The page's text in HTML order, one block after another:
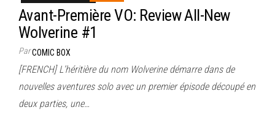
Avant-Première VO: Review All-New
Wolverine #1
ParCOMIC BOX
[FRENCH] L’héritière du nom Wolverine démarre dans de
nouvelles aventures solo avec un premier épisode découpé en
deux parties, une…